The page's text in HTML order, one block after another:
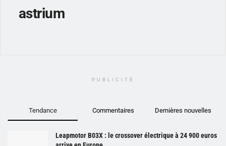
astrium
PUBLICITÉ
Tendance Commentaires Dernières nouvelles
Leapmotor B03X : le crossover électrique à 24 900 euros